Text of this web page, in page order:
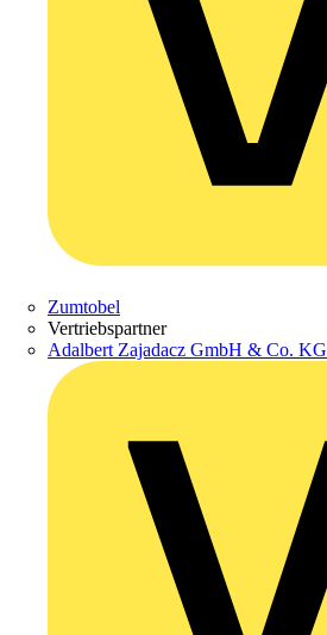
Zumtobel
Vertriebspartner
Adalbert Zajadacz GmbH & Co. KG